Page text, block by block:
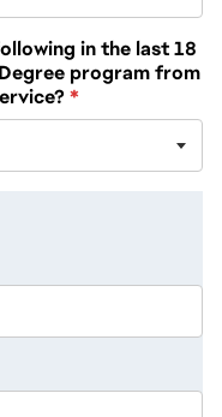
in the last 18
program from
*